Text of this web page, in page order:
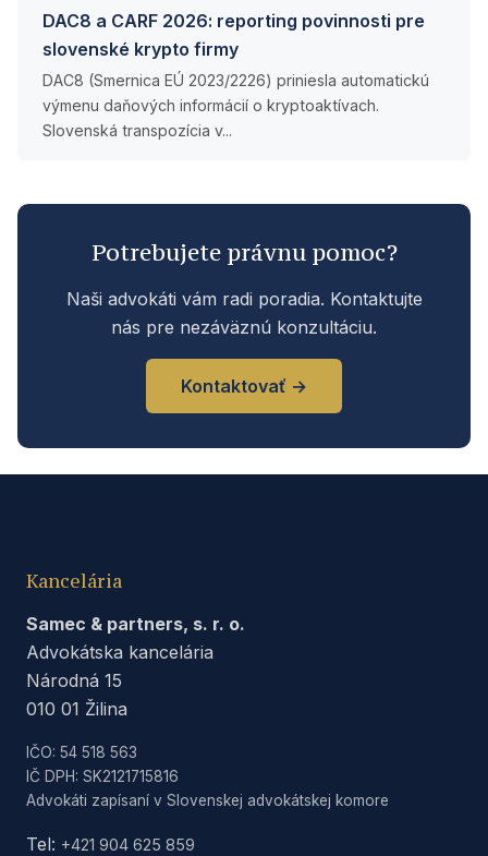
DAC8 a CARF 2026: reporting povinnosti pre
slovenské krypto firmy
DAC8 (Smernica EÚ 2023/2226) priniesla automatickú
výmenu daňových informácií o kryptoaktívach.
Slovenská transpozícia v...
Potrebujete právnu pomoc?
Naši advokáti vám radi poradia. Kontaktujte
nás pre nezáväznú konzultáciu.
Kontaktovať →
Kancelária
Samec & partners, s. r. o.
Advokátska kancelária
Národná 15
010 01 Žilina
IČO: 54 518 563
IČ DPH: SK2121715816
Advokáti zapísaní v Slovenskej advokátskej komore
Tel: +421 904 625 859